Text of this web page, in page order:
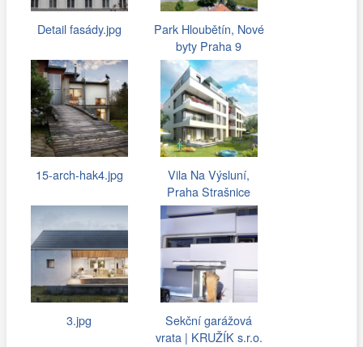
Detail fasády.jpg
Park Hloubětín, Nové
byty Praha 9
15-arch-hak4.jpg
Vila Na Výsluní,
Praha Strašnice
3.jpg
Sekční garážová
vrata | KRUŽÍK s.r.o.